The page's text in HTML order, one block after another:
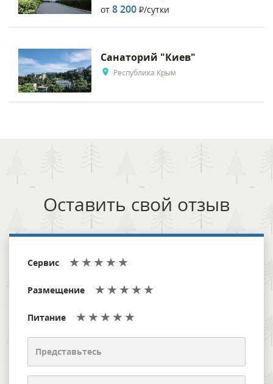
от 8 200 Р/сутки
Санаторий "Киев"
Республика Крым
Оставить свой отзыв
Сервис
Размещение
Питание